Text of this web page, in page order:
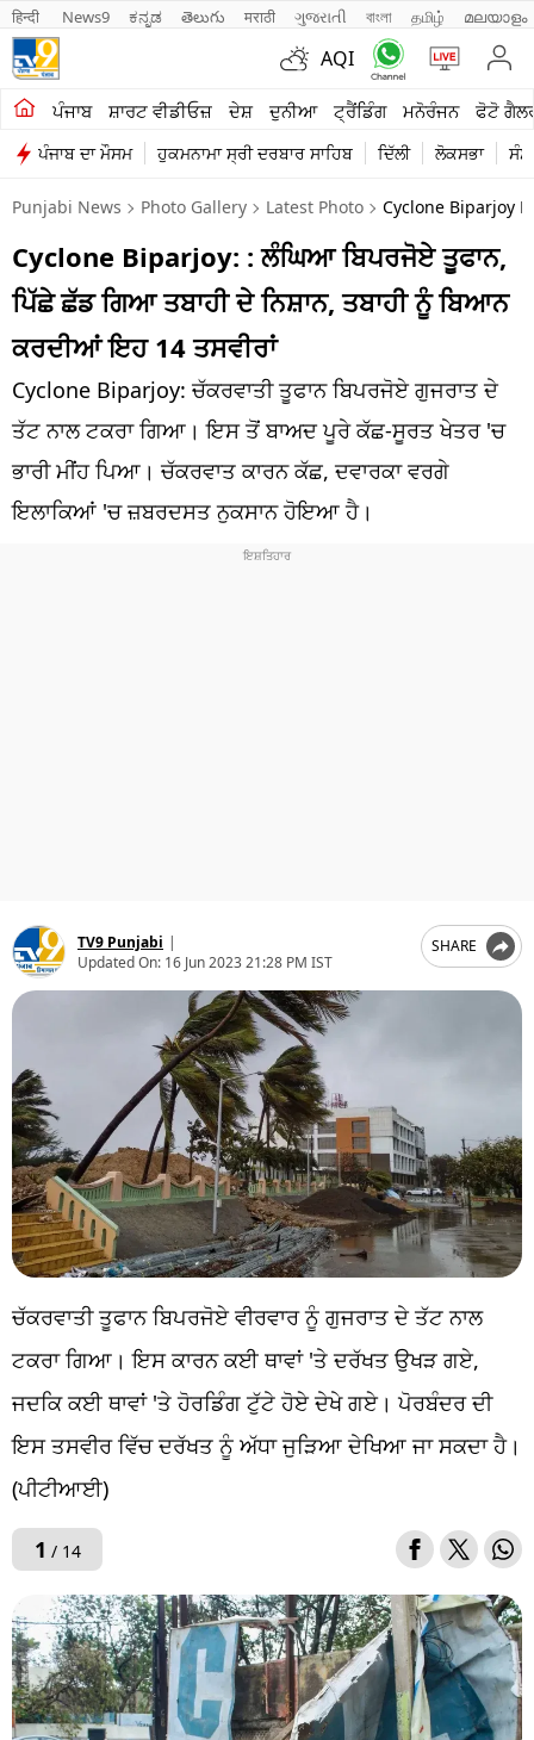
हिन्दी News9 ಕನ್ನಡ తెలుగు मराठी ગુજરાતી বাংলা தமிழ் മലയാളം
AQI
ਪੰਜਾਬ ਸ਼ਾਰਟ ਵੀਡੀਓਜ਼ ਦੇਸ਼ ਦੁਨੀਆ ਟ੍ਰੈਂਡਿੰਗ ਮਨੋਰੰਜਨ ਫੋਟੋ
ਪੰਜਾਬ ਦਾ ਮੌਸਮ ਹੁਕਮਨਾਮਾ ਸ੍ਰੀ ਦਰਬਾਰ ਸਾਹਿਬ ਦਿੱਲੀ ਲੋਕਸਭਾ
ਖੇਤੀਬਾੜੀ
ਸ਼ਾਰਟ ਵੀਡੀਓਜ਼
ਕਾਰੋਬਾਰ
ਕਰਿਅਰ
ਦੇਸ਼
ਲਾਈਫ ਸਟਾਈਲ
ਪੰਜਾਬ
Punjabi News Photo Gallery Latest Photo Cyclone Biparjoy
Cyclone Biparjoy: : ਲੰਘਿਆ ਬਿਪਰਜੋਏ ਤੂਫਾਨ,
ਪਿੱਛੇ ਛੱਡ ਗਿਆ ਤਬਾਹੀ ਦੇ ਨਿਸ਼ਾਨ, ਤਬਾਹੀ ਨੂੰ ਬਿਆਨ
ਕਰਦੀਆਂ ਇਹ 14 ਤਸਵੀਰਾਂ
Cyclone Biparjoy: ਚੱਕਰਵਾਤੀ ਤੂਫਾਨ ਬਿਪਰਜੋਏ ਗੁਜਰਾਤ ਦੇ
ਤੱਟ ਨਾਲ ਟਕਰਾ ਗਿਆ। ਇਸ ਤੋਂ ਬਾਅਦ ਪੂਰੇ ਕੱਛ-ਸੂਰਤ ਖੇਤਰ 'ਚ
ਭਾਰੀ ਮੀਂਹ ਪਿਆ। ਚੱਕਰਵਾਤ ਕਾਰਨ ਕੱਛ, ਦਵਾਰਕਾ ਵਰਗੇ
ਇਲਾਕਿਆਂ 'ਚ ਜ਼ਬਰਦਸਤ ਨੁਕਸਾਨ ਹੋਇਆ ਹੈ।
TV9 Punjabi |
Updated On: 16 Jun 2023 21:28 PM IST
SHARE
ਚੱਕਰਵਾਤੀ ਤੂਫਾਨ ਬਿਪਰਜੋਏ ਵੀਰਵਾਰ ਨੂੰ ਗੁਜਰਾਤ ਦੇ ਤੱਟ ਨਾਲ
ਟਕਰਾ ਗਿਆ। ਇਸ ਕਾਰਨ ਕਈ ਥਾਵਾਂ 'ਤੇ ਦਰੱਖਤ ਉਖੜ ਗਏ,
ਜਦਕਿ ਕਈ ਥਾਵਾਂ 'ਤੇ ਹੋਰਡਿੰਗ ਟੁੱਟੇ ਹੋਏ ਦੇਖੇ ਗਏ। ਪੋਰਬੰਦਰ ਦੀ
ਇਸ ਤਸਵੀਰ ਵਿੱਚ ਦਰੱਖਤ ਨੂੰ ਅੱਧਾ ਜੁੜਿਆ ਦੇਖਿਆ ਜਾ ਸਕਦਾ ਹੈ।
(ਪੀਟੀਆਈ)
1 / 14